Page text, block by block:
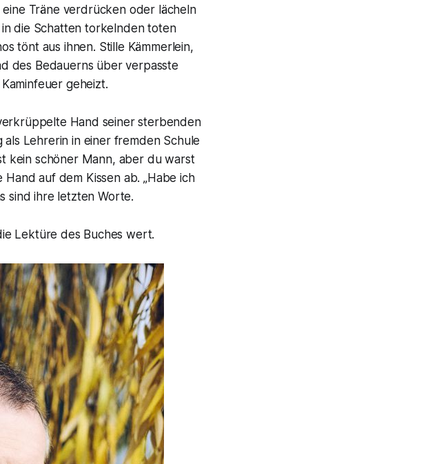
Träne verdrücken oder lächeln
die Schatten torkelnden toten
tönt aus ihnen. Stille Kämmerlein,
des Bedauerns über verpasste
geheizt.
Hand seiner sterbenden
als Lehrerin in einer fremden Schule
kein schöner Mann, aber du warst
Hand auf dem Kissen ab.„Habe ich
sind ihre letzten Worte.
Lektüre des Buches wert.